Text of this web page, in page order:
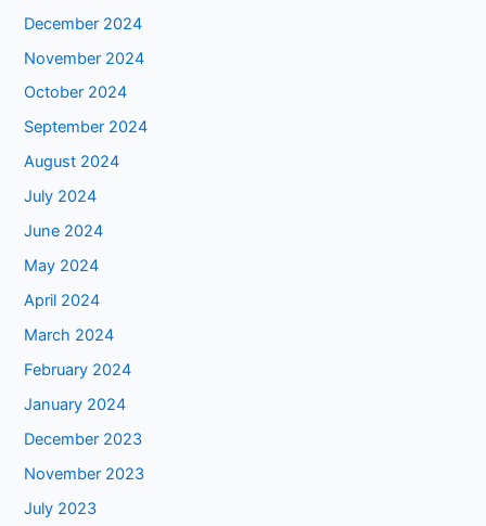
December 2024
November 2024
October 2024
September 2024
August 2024
July 2024
June 2024
May 2024
April 2024
March 2024
February 2024
January 2024
December 2023
November 2023
July 2023